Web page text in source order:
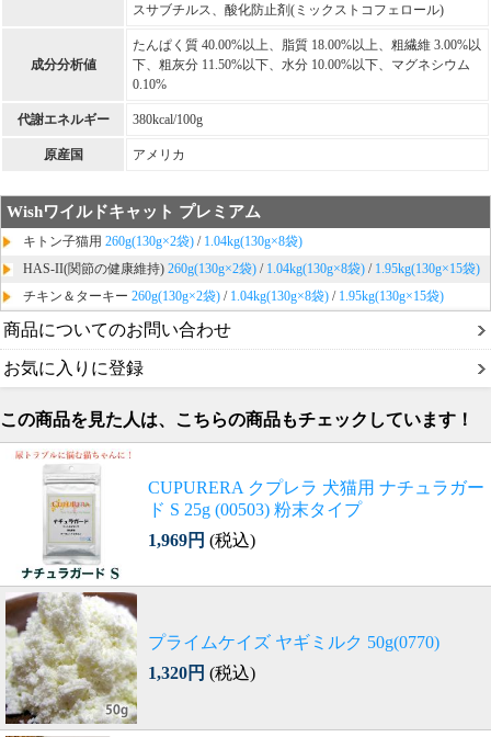
スサブチルス、酸化防止剤(ミックストコフェロール)
成分分析値
たんぱく質 40.00%以上、脂質 18.00%以上、粗繊維 3.00%以
下、粗灰分 11.50%以下、水分 10.00%以下、マグネシウム
0.10%
代謝エネルギー 380kcal/100g
原産国 アメリカ
Wishワイルドキャット プレミアム
キトン子猫用 260g(130g×2袋) / 1.04kg(130g×8袋)
HAS-II(関節の健康維持) 260g(130g×2袋) / 1.04kg(130g×8袋) / 1.95kg(130g×15袋)
チキン＆ターキー 260g(130g×2袋) / 1.04kg(130g×8袋) / 1.95kg(130g×15袋)
商品についてのお問い合わせ
お気に入りに登録
この商品を見た人は、こちらの商品もチェックしています！
CUPURERA クプレラ 犬猫用 ナチュラガー
ド S 25g (00503) 粉末タイプ
1,969円 (税込)
プライムケイズ ヤギミルク 50g(0770)
1,320円 (税込)